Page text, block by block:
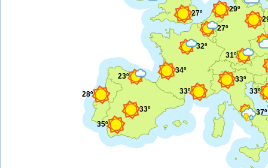
33º
32º
27º
37º
27º
29º
33º
28º
33º
31º
33º
34º
23º
35º